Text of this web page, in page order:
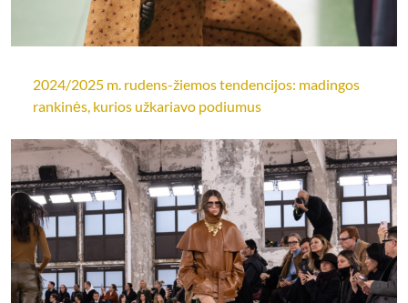
2024/2025 m. rudens-žiemos tendencijos: madingos
rankinės, kurios užkariavo podiumus